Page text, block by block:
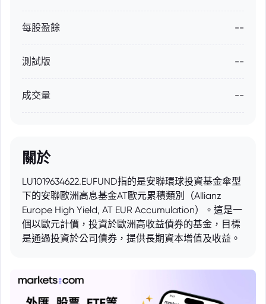
每股盈餘 --
測試版 --
成交量 --
關於
LU1019634622.EUFUND指的是安聯環球投資基金傘型
下的安聯歐洲高息基金AT歐元累積類別（Allianz
Europe High Yield, AT EUR Accumulation）。這是一
個以歐元計價，投資於歐洲高收益債券的基金，目標
是通過投資於公司債券，提供長期資本增值及收益。